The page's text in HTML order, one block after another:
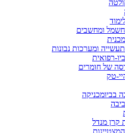
ומחשבים
ומערכות נבונות
רפואית
של חומרים
טק
בביומכניקה
קרן מנדל